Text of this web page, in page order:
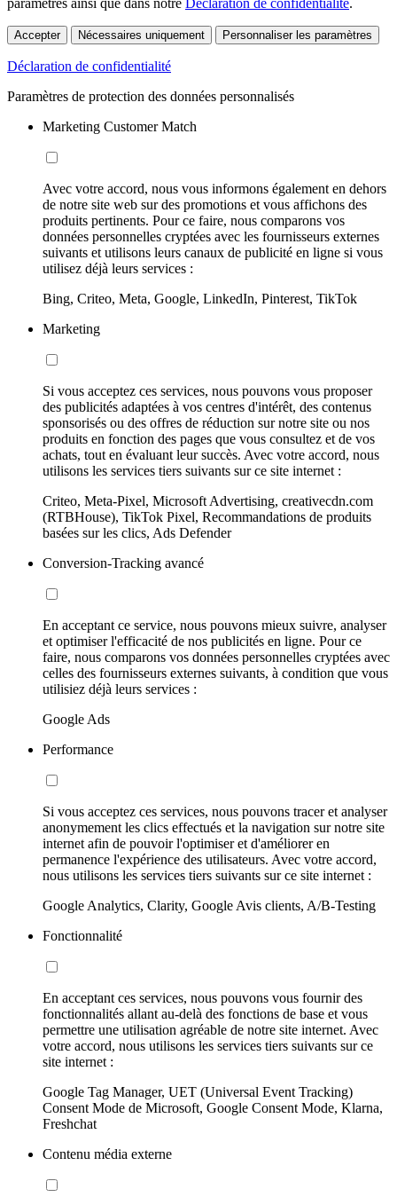
paramètres ainsi que dans notre Déclaration de confidentialité.
Accepter Nécessaires uniquement Personnaliser les paramètres
Déclaration de confidentialité
Paramètres de protection des données personnalisés
Marketing Customer Match
Avec votre accord, nous vous informons également en dehors
de notre site web sur des promotions et vous affichons des
produits pertinents. Pour ce faire, nous comparons vos
données personnelles cryptées avec les fournisseurs externes
suivants et utilisons leurs canaux de publicité en ligne si vous
utilisez déjà leurs services :
Bing, Criteo, Meta, Google, LinkedIn, Pinterest, TikTok
Marketing
Si vous acceptez ces services, nous pouvons vous proposer
des publicités adaptées à vos centres d'intérêt, des contenus
sponsorisés ou des offres de réduction sur notre site ou nos
produits en fonction des pages que vous consultez et de vos
achats, tout en évaluant leur succès. Avec votre accord, nous
utilisons les services tiers suivants sur ce site internet :
Criteo, Meta-Pixel, Microsoft Advertising, creativecdn.com
(RTBHouse), TikTok Pixel, Recommandations de produits
basées sur les clics, Ads Defender
Conversion-Tracking avancé
En acceptant ce service, nous pouvons mieux suivre, analyser
et optimiser l'efficacité de nos publicités en ligne. Pour ce
faire, nous comparons vos données personnelles cryptées avec
celles des fournisseurs externes suivants, à condition que vous
utilisiez déjà leurs services :
Google Ads
Performance
Si vous acceptez ces services, nous pouvons tracer et analyser
anonymement les clics effectués et la navigation sur notre site
internet afin de pouvoir l'optimiser et d'améliorer en
permanence l'expérience des utilisateurs. Avec votre accord,
nous utilisons les services tiers suivants sur ce site internet :
Google Analytics, Clarity, Google Avis clients, A/B-Testing
Fonctionnalité
En acceptant ces services, nous pouvons vous fournir des
fonctionnalités allant au-delà des fonctions de base et vous
permettre une utilisation agréable de notre site internet. Avec
votre accord, nous utilisons les services tiers suivants sur ce
site internet :
Google Tag Manager, UET (Universal Event Tracking)
Consent Mode de Microsoft, Google Consent Mode, Klarna,
Freshchat
Contenu média externe